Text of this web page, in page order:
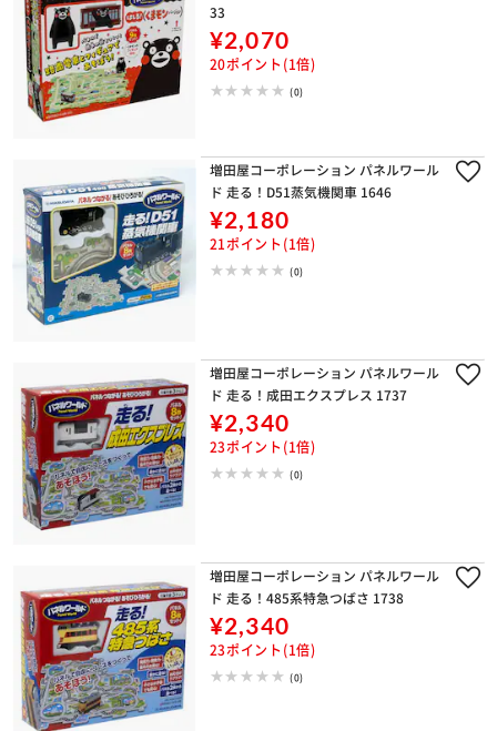
33
¥2,070
20ポイント(1倍)
(0)
増田屋コーポレーション パネルワール
ド 走る！D51蒸気機関車 1646
¥2,180
21ポイント(1倍)
(0)
増田屋コーポレーション パネルワール
ド 走る！成田エクスプレス 1737
¥2,340
23ポイント(1倍)
(0)
増田屋コーポレーション パネルワール
ド 走る！485系特急つばさ 1738
¥2,340
23ポイント(1倍)
(0)